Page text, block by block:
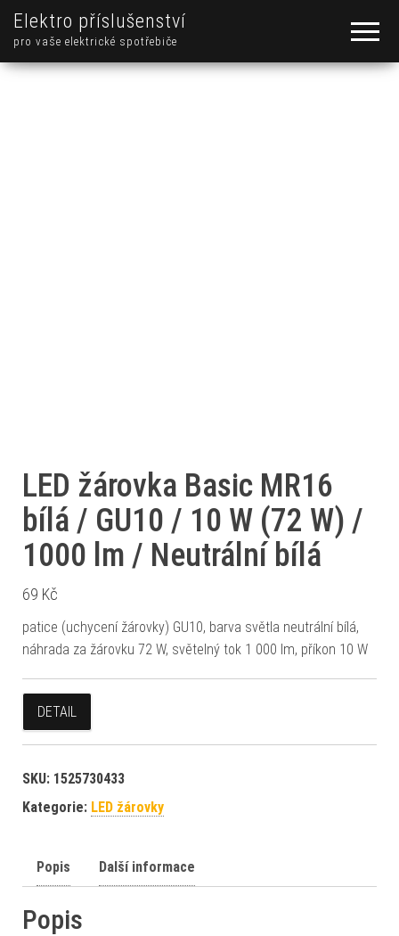
Elektro příslušenství
pro vaše elektrické spotřebiče
LED žárovka Basic MR16
bílá / GU10 / 10 W (72 W) /
1000 lm / Neutrální bílá
69 Kč
patice (uchycení žárovky) GU10, barva světla neutrální bílá,
náhrada za žárovku 72 W, světelný tok 1 000 lm, příkon 10 W
DETAIL
SKU: 1525730433
Kategorie: LED žárovky
Popis Další informace
Popis